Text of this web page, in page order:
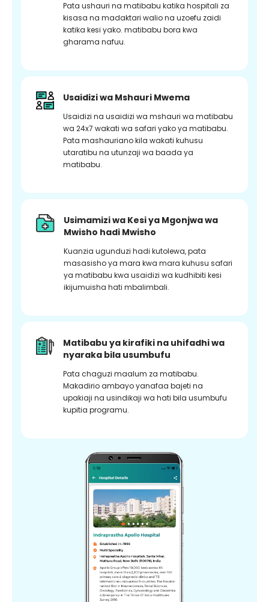
Pata ushauri na matibabu katika hospitali za
kisasa na madaktari walio na uzoefu zaidi
katika kesi yako. matibabu bora kwa
gharama nafuu.
Usaidizi wa Mshauri Mwema
Usaidizi na usaidizi wa mshauri wa matibabu
wa 24x7 wakati wa safari yako ya matibabu.
Pata mashauriano kila wakati kuhusu
utaratibu na utunzaji wa baada ya
matibabu.
Usimamizi wa Kesi ya Mgonjwa wa
Mwisho hadi Mwisho
Kuanzia ugunduzi hadi kutolewa, pata
masasisho ya mara kwa mara kuhusu safari
ya matibabu kwa usaidizi wa kudhibiti kesi
ikijumuisha hati mbalimbali.
Matibabu ya kirafiki na uhifadhi wa
nyaraka bila usumbufu
Pata chaguzi maalum za matibabu.
Makadirio ambayo yanafaa bajeti na
upakiaji na usindikaji wa hati bila usumbufu
kupitia programu.